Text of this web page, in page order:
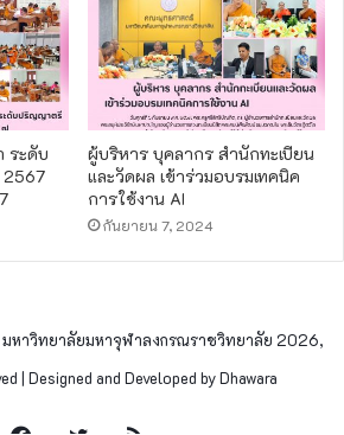
ระดับ
ผู้บริหาร บุคลากร สำนักทะเบียน
และวัดผล เข้าร่วมอบรมเทคนิค
การใช้งาน AI
กันยายน 7, 2024
มหาวิทยาลัยมหาจุฬาลงกรณราชวิทยาลัย 2026,
| Designed and Developed by Dhawara